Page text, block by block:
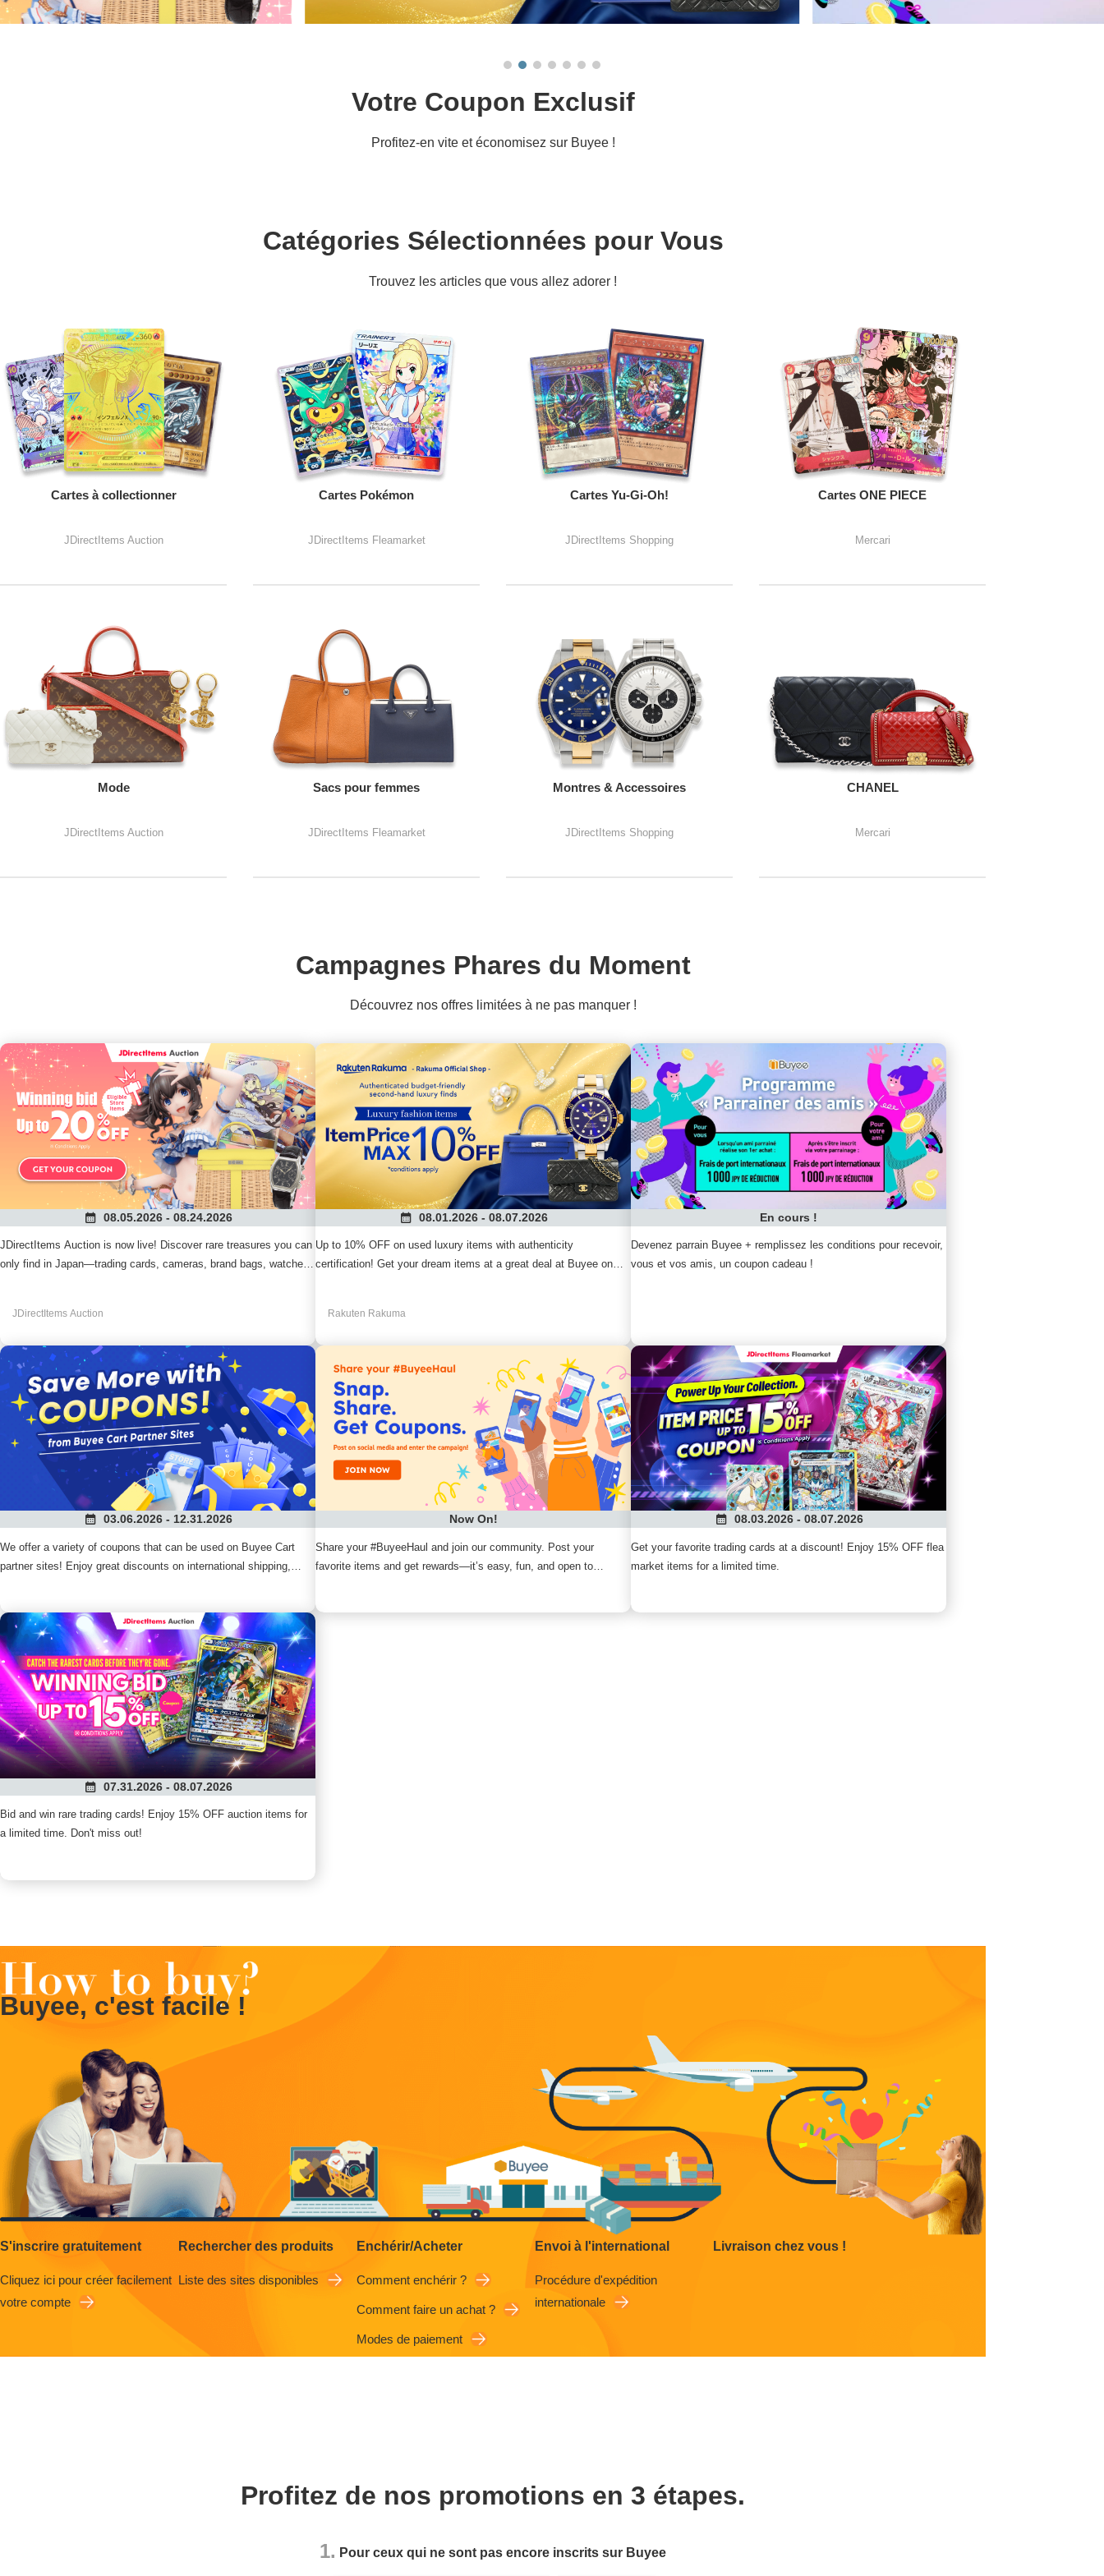
Votre Coupon Exclusif
Profitez-en vite et économisez sur Buyee !
Catégories Sélectionnées pour Vous
Trouvez les articles que vous allez adorer !
Cartes à collectionner
JDirectItems Auction
Cartes Pokémon
JDirectItems Fleamarket
Cartes Yu-Gi-Oh!
JDirectItems Shopping
Cartes ONE PIECE
Mercari
Mode
JDirectItems Auction
Sacs pour femmes
JDirectItems Fleamarket
Montres & Accessoires
JDirectItems Shopping
CHANEL
Mercari
Campagnes Phares du Moment
Découvrez nos offres limitées à ne pas manquer !
08.05.2026 - 08.24.2026
JDirectItems Auction is now live! Discover rare treasures you can
only find in Japan—trading cards, cameras, brand bags, watches,
campaign.
JDirectItems Auction
08.01.2026 - 08.07.2026
Up to 10% OFF on used luxury items with authenticity
certification! Get your dream items at a great deal at Buyee on
Rakuten Rakuma
En cours !
Devenez parrain Buyee + remplissez les conditions pour recevoir,
vous et vos amis, un coupon cadeau !
03.06.2026 - 12.31.2026
We offer a variety of coupons that can be used on Buyee Cart
partner sites! Enjoy great discounts on international shipping,
Now On!
Share your #BuyeeHaul and join our community. Post your
favorite items and get rewards—it’s easy, fun, and open to
08.03.2026 - 08.07.2026
Get your favorite trading cards at a discount! Enjoy 15% OFF flea
market items for a limited time.
07.31.2026 - 08.07.2026
Bid and win rare trading cards! Enjoy 15% OFF auction items for
a limited time. Don't miss out!
Buyee, c'est facile !
S'inscrire gratuitement
Cliquez ici pour créer facilement
votre compte
Rechercher des produits
Liste des sites disponibles
Enchérir/Acheter
Comment enchérir ?
Comment faire un achat ?
Modes de paiement
Envoi à l'international
Procédure d'expédition
internationale
Livraison chez vous !
Profitez de nos promotions en 3 étapes.
1. Pour ceux qui ne sont pas encore inscrits sur Buyee